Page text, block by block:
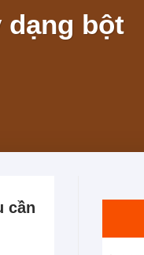
bột
cần